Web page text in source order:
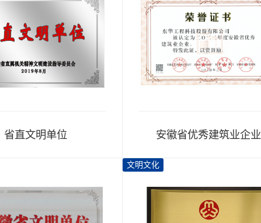
省直文明单位 安徽省优秀建筑业企业
文明文化